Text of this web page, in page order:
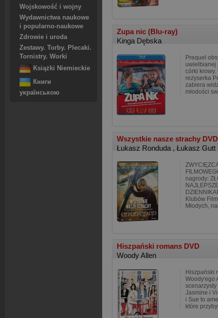
Wojskowość i wojny
Wydawnictwa naukowe
i popularno-naukowe
Zdrowie i uroda
Zestawy. Torby. Plecaki.
Tornistry. Worki
Książki Niemieckie
Книги
українською
Zupa nic (Blu-ray)
Kinga Dębska
Prequel
uwielbianej
córki krowy.
reżyserka
zabiera
młodości
Wszystkie nasze strachy DVD
Łukasz Ronduda , Łukasz Gutt
nagrody:
Klubów
Młodych,
Hiszpański romans DVD
Woody Allen
Hiszpański
Woody'ego
scenarzysty
Jasmine i
i Sue to
które